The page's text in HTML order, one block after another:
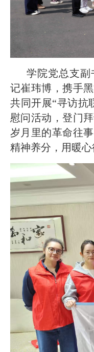
学院党总支副
记崔玮博，携手
共同开展“寻访抗
慰问活动，登门
岁月里的革命往
精神养分，用暖心